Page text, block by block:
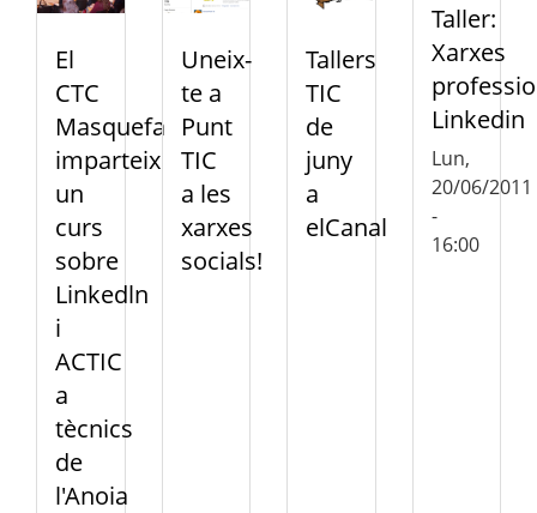
El
CTC
Masquefa
imparteix
un
curs
sobre
Linkedln
i
ACTIC
a
tècnics
de
l'Anoia
Uneix-
te a
Punt
TIC
a les
xarxes
socials!
Tallers
TIC
de
juny
a
elCanal
Taller:
Xarxes
Linkedin
Lun,
20/06/2011
-
16:00